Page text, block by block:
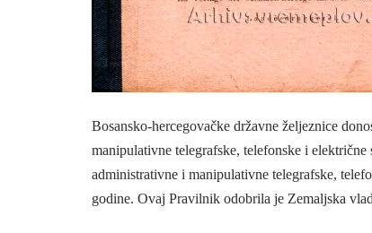
Bosansko-hercegovačke državne željeznice
manipulativne telegrafske, telefonske i
administrativne i manipulativne telegrafske,
godine. Ovaj Pravilnik odobrila je Zemaljska